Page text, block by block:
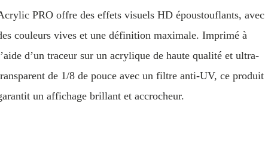
PRO offre des effets visuels HD époustouflants, avec
couleurs vives et une définition maximale. Imprimé à
d’un traceur sur un acrylique de haute qualité et ultra-
de 1/8 de pouce avec un filtre anti-UV, ce produit
un affichage brillant et accrocheur.